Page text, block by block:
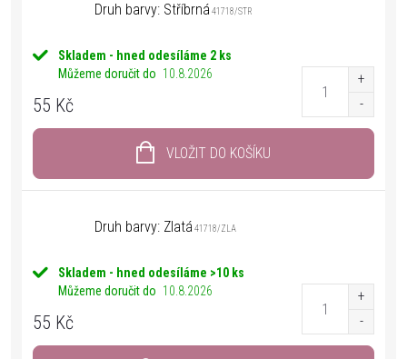
Druh barvy: Stříbrná 41718/STR
Skladem - hned odesíláme 2 ks
Můžeme doručit do 10.8.2026
55 Kč
VLOŽIT DO KOŠÍKU
Druh barvy: Zlatá 41718/ZLA
Skladem - hned odesíláme >10 ks
Můžeme doručit do 10.8.2026
55 Kč